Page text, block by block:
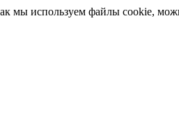
мы используем файлы cookie,